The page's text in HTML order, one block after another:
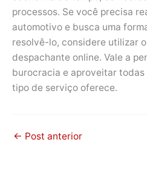
processos. Se você precisa
automotivo e busca uma
resolvê-lo, considere utilizar
despachante online. Vale a
burocracia e aproveitar todas
tipo de serviço oferece.
← Post anterior